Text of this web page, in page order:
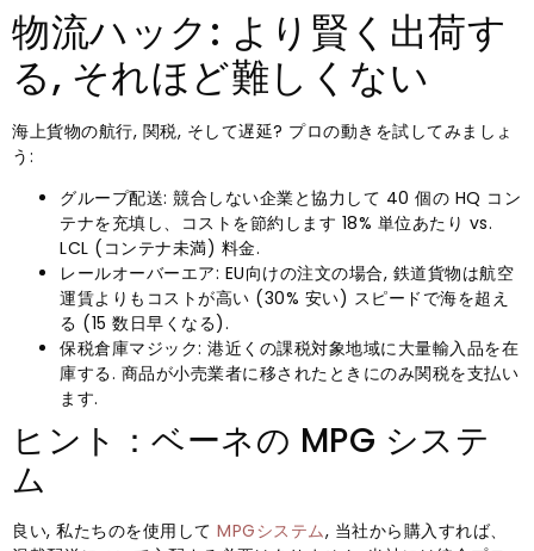
物流ハック: より賢く出荷す
る, それほど難しくない
海上貨物の航行, 関税, そして遅延? プロの動きを試してみましょ
う:
グループ配送: 競合しない企業と協力して 40 個の HQ コン
テナを充填し、コストを節約します 18% 単位あたり vs.
LCL (コンテナ未満) 料金.
レールオーバーエア: EU向けの注文の場合, 鉄道貨物は航空
運賃よりもコストが高い (30% 安い) スピードで海を超え
る (15 数日早くなる).
保税倉庫マジック: 港近くの課税対象地域に大量輸入品を在
庫する. 商品が小売業者に移されたときにのみ関税を支払い
ます.
ヒント：ベーネの MPG システ
ム
良い, 私たちのを使用して MPGシステム, 当社から購入すれば、